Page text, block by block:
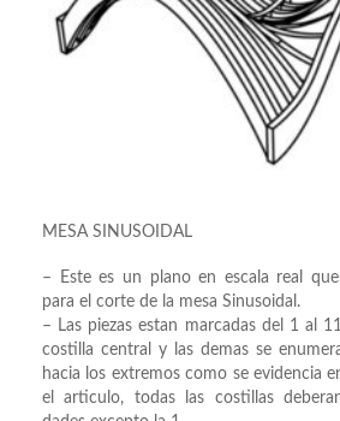
MESA SINUSOIDAL
– Este es un plano en escala real
para el corte de la mesa Sinusoidal.
– Las piezas estan marcadas del 1 al
costilla central y las demas se
hacia los extremos como se evidencia
el articulo, todas las costillas